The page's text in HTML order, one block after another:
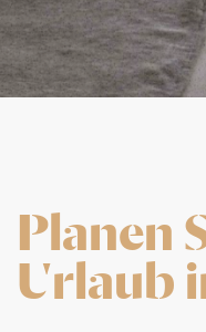
Planen
Urlaub